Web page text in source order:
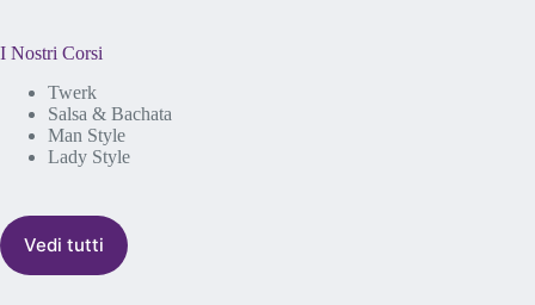
I Nostri Corsi
Twerk
Salsa & Bachata
Man Style
Lady Style
Vedi tutti